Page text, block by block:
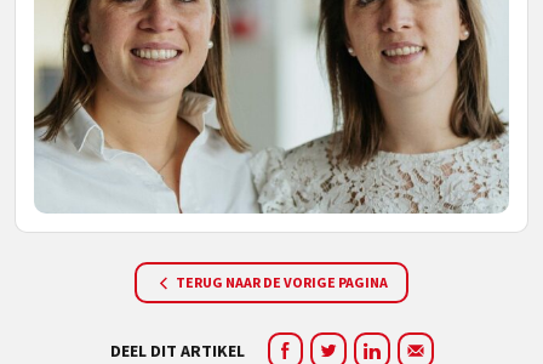
TERUG NAAR DE VORIGE PAGINA
DEEL DIT ARTIKEL